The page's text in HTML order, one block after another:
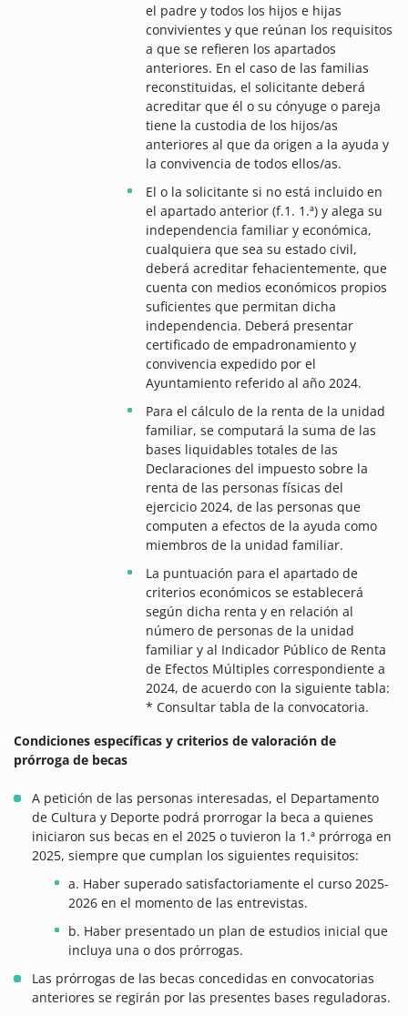
el padre y todos los hijos e hijas
convivientes y que reúnan los requisitos
a que se refieren los apartados
anteriores. En el caso de las familias
reconstituidas, el solicitante deberá
acreditar que él o su cónyuge o pareja
tiene la custodia de los hijos/as
anteriores al que da origen a la ayuda y
la convivencia de todos ellos/as.
El o la solicitante si no está incluido en
el apartado anterior (f.1. 1.ª) y alega su
independencia familiar y económica,
cualquiera que sea su estado civil,
deberá acreditar fehacientemente, que
cuenta con medios económicos propios
suficientes que permitan dicha
independencia. Deberá presentar
certificado de empadronamiento y
convivencia expedido por el
Ayuntamiento referido al año 2024.
Para el cálculo de la renta de la unidad
familiar, se computará la suma de las
bases liquidables totales de las
Declaraciones del impuesto sobre la
renta de las personas físicas del
ejercicio 2024, de las personas que
computen a efectos de la ayuda como
miembros de la unidad familiar.
La puntuación para el apartado de
criterios económicos se establecerá
según dicha renta y en relación al
número de personas de la unidad
familiar y al Indicador Público de Renta
de Efectos Múltiples correspondiente a
2024, de acuerdo con la siguiente tabla:
* Consultar tabla de la convocatoria.
Condiciones específicas y criterios de valoración de
prórroga de becas
A petición de las personas interesadas, el Departamento
de Cultura y Deporte podrá prorrogar la beca a quienes
iniciaron sus becas en el 2025 o tuvieron la 1.ª prórroga en
2025, siempre que cumplan los siguientes requisitos:
a. Haber superado satisfactoriamente el curso 2025-
2026 en el momento de las entrevistas.
b. Haber presentado un plan de estudios inicial que
incluya una o dos prórrogas.
Las prórrogas de las becas concedidas en convocatorias
anteriores se regirán por las presentes bases reguladoras.